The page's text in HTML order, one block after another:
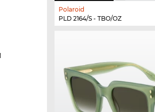
Polaroid
PLD 2164/S - TBO/OZ